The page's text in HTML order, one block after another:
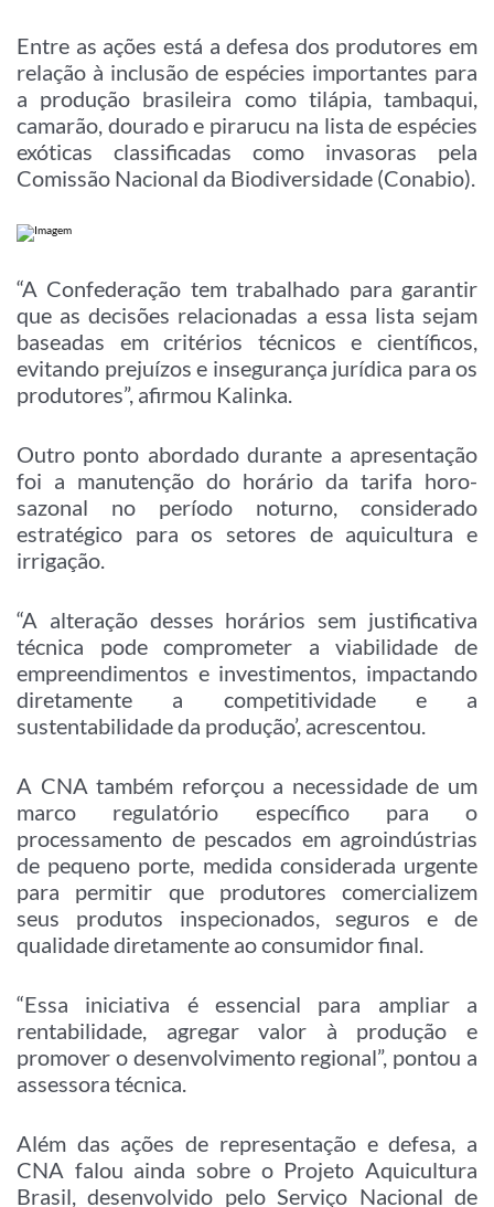
Entre as ações está a defesa dos produtores em
relação à inclusão de espécies importantes para
a produção brasileira como tilápia, tambaqui,
camarão, dourado e pirarucu na lista de espécies
exóticas classificadas como invasoras pela
Comissão Nacional da Biodiversidade (Conabio).
“A Confederação tem trabalhado para garantir
que as decisões relacionadas a essa lista sejam
baseadas em critérios técnicos e científicos,
evitando prejuízos e insegurança jurídica para os
produtores”, afirmou Kalinka.
Outro ponto abordado durante a apresentação
foi a manutenção do horário da tarifa horo-
sazonal no período noturno, considerado
estratégico para os setores de aquicultura e
irrigação.
“A alteração desses horários sem justificativa
técnica pode comprometer a viabilidade de
empreendimentos e investimentos, impactando
diretamente a competitividade e a
sustentabilidade da produção’, acrescentou.
A CNA também reforçou a necessidade de um
marco regulatório específico para o
processamento de pescados em agroindústrias
de pequeno porte, medida considerada urgente
para permitir que produtores comercializem
seus produtos inspecionados, seguros e de
qualidade diretamente ao consumidor final.
“Essa iniciativa é essencial para ampliar a
rentabilidade, agregar valor à produção e
promover o desenvolvimento regional”, pontou a
assessora técnica.
Além das ações de representação e defesa, a
CNA falou ainda sobre o Projeto Aquicultura
Brasil, desenvolvido pelo Serviço Nacional de